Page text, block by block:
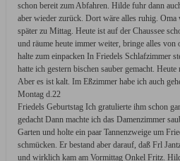
schon bereit zum Abfahren. Hilde fuhr dann
aber wieder zurück. Dort wäre alles ruhig. Oma
später zu Mittag. Heute ist auf der Chaussee
und räume heute immer weiter, bringe alles
halte zum einpacken In Friedels Schlafzimmer
hatte ich gestern bischen sauber gemacht.
Aber es ist kalt. Im Eßzimmer habe ich auch
Montag d.22
Friedels Geburtstag Ich gratulierte ihm schon
gedacht Dann machte ich das Damenzimmer
Garten und holte ein paar Tannenzweige um
schmücken. Er bestand aber darauf, daß Frl
und wirklich kam am Vormittag Onkel Fritz.